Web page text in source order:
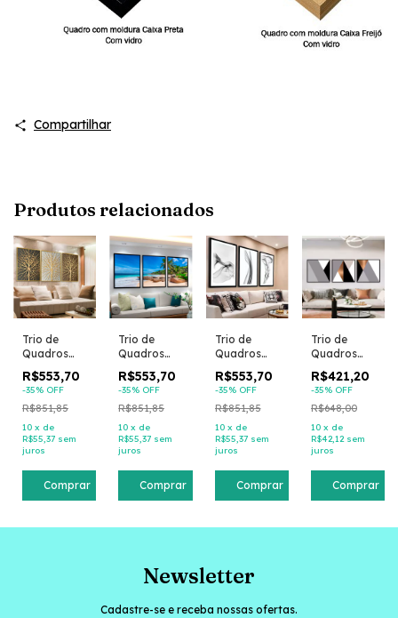
Compartilhar
Produtos relacionados
Trio de
Quadros
Decorativos
Chell
R$553,70
-35% OFF
R$851,85
10 x de
R$55,37 sem
juros
Comprar
Trio de
Quadros
Decorativos
Pietre
R$553,70
-35% OFF
R$851,85
10 x de
R$55,37 sem
juros
Comprar
Trio de
Quadros
Decorativos
Fumaças
R$553,70
-35% OFF
R$851,85
10 x de
R$55,37 sem
juros
Comprar
Trio de
Quadros
Decorativos
Pirâmides
R$421,20
-35% OFF
R$648,00
10 x de
R$42,12 sem
juros
Comprar
Newsletter
Cadastre-se e receba nossas ofertas.